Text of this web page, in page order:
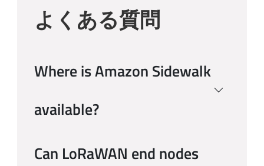
よくある質問
Where is Amazon Sidewalk
available?
Can LoRaWAN end nodes